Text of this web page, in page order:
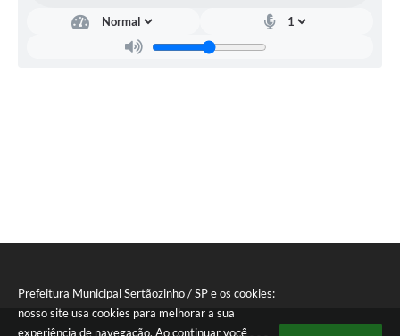
Prefeitura Municipal Sertãozinho / SP e os cookies:
nosso site usa cookies para melhorar a sua
experiência de navegação. Ao continuar você
Cemitérios